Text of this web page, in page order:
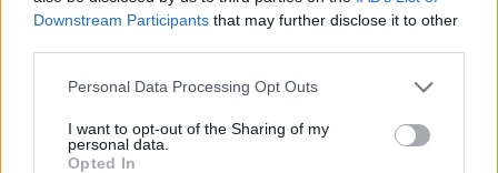
Downstream Participants that may further disclose it to other
Personal Data Processing Opt Outs
I want to opt-out of the Sharing of my
personal data.
Opted In
καταγραφή των κρατικών ενισχύσεων
Ακολουθήστε το Cretalive στο